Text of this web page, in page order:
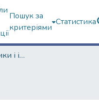
Пошук за
критеріями
Статистика
Факультет математики і інформатики